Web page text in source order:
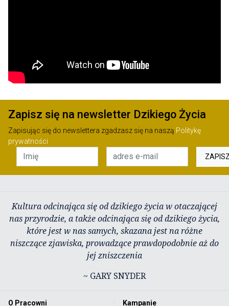
Zapisz się na newsletter Dzikiego Życia
Zapisując się do newslettera zgadzasz się na naszą Politykę
prywatności
Kultura odcinająca się od dzikiego życia w otaczającej
nas przyrodzie, a także odcinająca się od dzikiego życia,
które jest w nas samych, skazana jest na różne
niszczące zjawiska, prowadzące prawdopodobnie aż do
jej zniszczenia
~ GARY SNYDER
O Pracowni
Kampanie